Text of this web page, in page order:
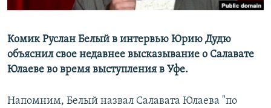
Все сайты РСЕ/РС
Комик Руслан Белый в интервью Юрию Дудю
объяснил свое недавнее высказывание о Салавате
Юлаеве во время выступления в Уфе.
Напомним, Белый назвал Салавата Юлаева "по